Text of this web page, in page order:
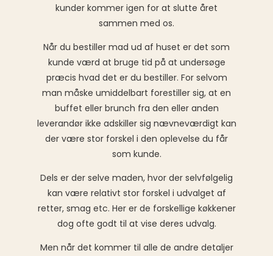
kunder kommer igen for at slutte året
sammen med os.
Når du bestiller mad ud af huset er det som
kunde værd at bruge tid på at undersøge
præcis hvad det er du bestiller. For selvom
man måske umiddelbart forestiller sig, at en
buffet eller brunch fra den eller anden
leverandør ikke adskiller sig nævneværdigt kan
der være stor forskel i den oplevelse du får
som kunde.
Dels er der selve maden, hvor der selvfølgelig
kan være relativt stor forskel i udvalget af
retter, smag etc. Her er de forskellige køkkener
dog ofte godt til at vise deres udvalg.
Men når det kommer til alle de andre detaljer